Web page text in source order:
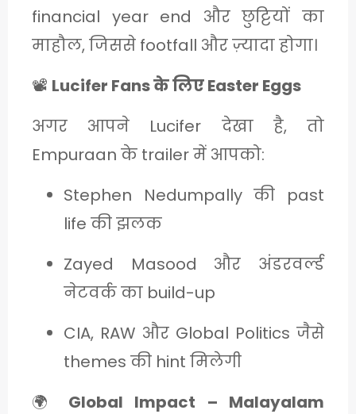
financial year end और छुट्टियों का
माहौल, जिससे footfall और ज़्यादा होगा।
📽️ Lucifer Fans के लिए Easter Eggs
अगर आपने Lucifer देखा है, तो
Empuraan के trailer में आपको:
Stephen Nedumpally की past
life की झलक
Zayed Masood और अंडरवर्ल्ड
नेटवर्क का build-up
CIA, RAW और Global Politics जैसे
themes की hint मिलेगी
🌍 Global Impact – Malayalam